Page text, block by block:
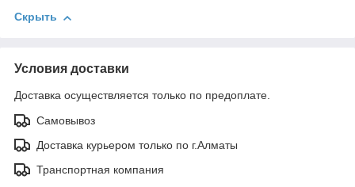
Скрыть
Условия доставки
Доставка осуществляется только по предоплате.
Самовывоз
Доставка курьером только по г.Алматы
Транспортная компания